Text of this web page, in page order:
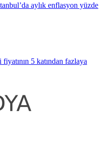
aylık enflasyon yüzde
5 katından fazlaya